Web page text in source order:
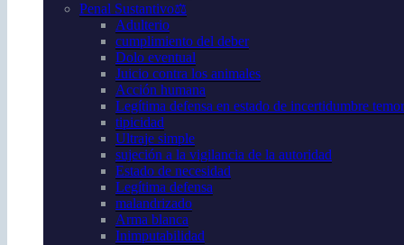
Penal Sustantivo⚖️
Adulterio
cumplimiento del deber
Dolo eventual
Juicio contra los animales
Acción humana
Legítima defensa en estado de incertidumbre
tipicidad
Ultraje simple
sujeción a la vigilancia de la autoridad
Estado de necesidad
Legítima defensa
malandrizado
Arma blanca
Inimputabilidad